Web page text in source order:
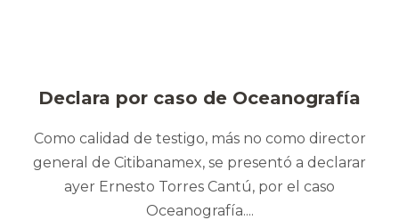
Declara por caso de Oceanografía
Como calidad de testigo, más no como director
general de Citibanamex, se presentó a declarar
ayer Ernesto Torres Cantú, por el caso
Oceanografía....